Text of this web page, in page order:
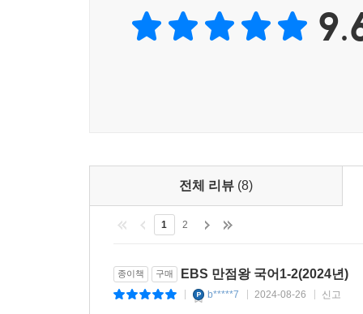
전체 리뷰 (8)
1 2
종이책 구매 EBS 만점왕 국어1-2(2024년)
b*****7 2024-08-26 신고